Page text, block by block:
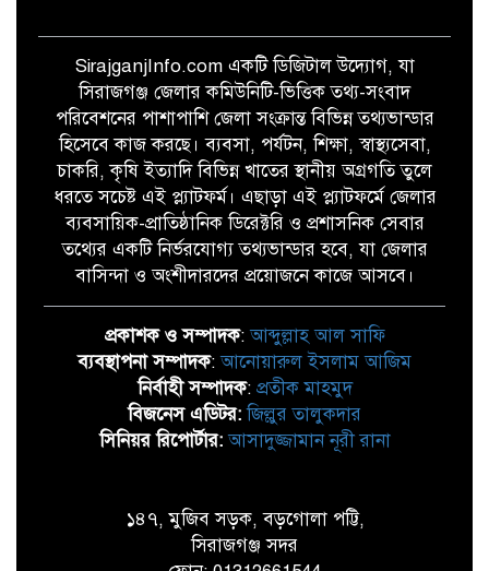
SirajganjInfo.com একটি ডিজিটাল উদ্যোগ, যা
সিরাজগঞ্জ জেলার কমিউনিটি-ভিত্তিক তথ্য-সংবাদ
পরিবেশনের পাশাপাশি জেলা সংক্রান্ত বিভিন্ন তথ্যভান্ডার
হিসেবে কাজ করছে। ব্যবসা, পর্যটন, শিক্ষা, স্বাস্থ্যসেবা,
চাকরি, কৃষি ইত্যাদি বিভিন্ন খাতের স্থানীয় অগ্রগতি তুলে
ধরতে সচেষ্ট এই প্ল্যাটফর্ম। এছাড়া এই প্ল্যাটফর্মে জেলার
ব্যবসায়িক-প্রাতিষ্ঠানিক ডিরেক্টরি ও প্রশাসনিক সেবার
তথ্যের একটি নির্ভরযোগ্য তথ্যভান্ডার হবে, যা জেলার
বাসিন্দা ও অংশীদারদের প্রয়োজনে কাজে আসবে।
প্রকাশক ও সম্পাদক:আব্দুল্লাহ আল সাফি
ব্যবস্থাপনা সম্পাদক:আনোয়ারুল ইসলাম আজিম
নির্বাহী সম্পাদক: প্রতীক মাহমুদ
বিজনেস এডিটর: জিল্লুর তালুকদার
সিনিয়র রিপোর্টার: আসাদুজ্জামান নূরী রানা
১৪৭, মুজিব সড়ক, বড়গোলা পট্টি,
সিরাজগঞ্জ সদর